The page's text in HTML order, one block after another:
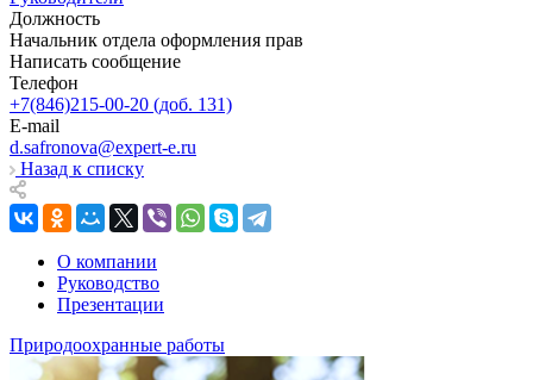
Должность
Начальник отдела оформления прав
Написать сообщение
Телефон
+7(846)215-00-20 (доб. 131)
E-mail
d.safronova@expert-e.ru
Назад к списку
О компании
Руководство
Презентации
Природоохранные работы